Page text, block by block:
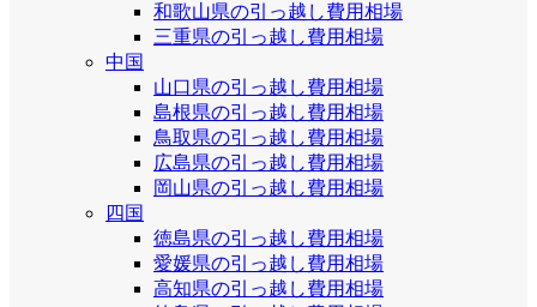
和歌山県の引っ越し費用相場
三重県の引っ越し費用相場
中国
山口県の引っ越し費用相場
島根県の引っ越し費用相場
鳥取県の引っ越し費用相場
広島県の引っ越し費用相場
岡山県の引っ越し費用相場
四国
徳島県の引っ越し費用相場
愛媛県の引っ越し費用相場
高知県の引っ越し費用相場